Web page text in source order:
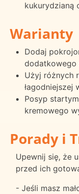
kukurydzianą
Warianty
Dodaj
dodatkowego
Użyj różnych
łagodniejszej
Posyp
kremowego
Porady i
Upewnij się, że
przed ich
- Jeśli masz